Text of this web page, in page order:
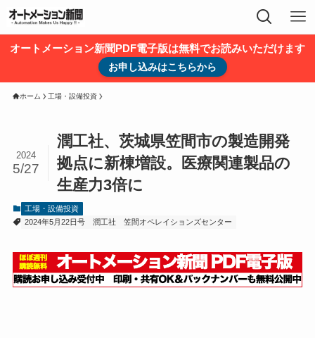
オートメーション新聞PDF電子版は無料でお読みいただけます
お申し込みはこちらから
ホーム 工場・設備投資
潤工社、茨城県笠間市の製造開発
拠点に新棟増設。医療関連製品の
生産力3倍に
2024
5/27
工場・設備投資
2024年5月22日号
潤工社 笠間オペレイションズセンター